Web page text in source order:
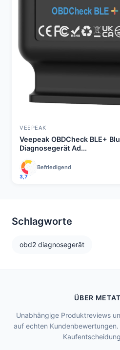
VEEPEAK
Veepeak OBDCheck BLE+
Diagnosegerät Ad...
3,7
Befriedigend
Schlagworte
obd2 diagnosegerät
ÜBER
Unabhängige Produktreviews
auf echten